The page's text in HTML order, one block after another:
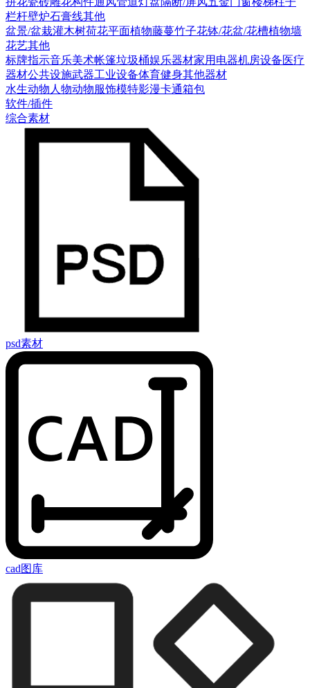
栏杆壁炉石膏线其他
盆景/盆栽灌木树荷花平面植物藤蔓竹子花钵/花盆/花槽植物墙
花艺其他
标牌指示音乐美术帐篷垃圾桶娱乐器材家用电器机房设备医疗
器材公共设施武器工业设备体育健身其他器材
水生动物 人物动物服饰模特影漫卡通箱包
软件/插件
综合素材
psd素材
cad图库